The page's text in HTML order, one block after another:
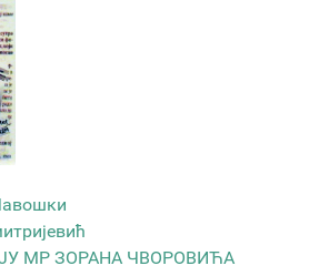
МР ЗОРАНА ЧВОРОВИЋА